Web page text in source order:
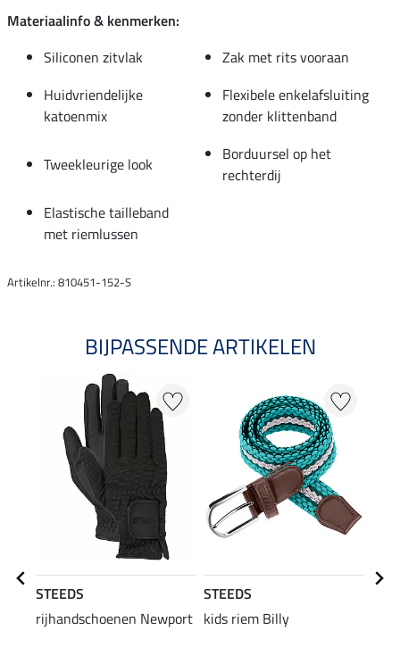
Materiaalinfo & kenmerken:
Siliconen zitvlak
Zak met rits vooraan
Huidvriendelijke
katoenmix
Flexibele enkelafsluiting
zonder klittenband
Tweekleurige look
Borduursel op het
rechterdij
Elastische tailleband
met riemlussen
Artikelnr.: 810451-152-S
BIJPASSENDE ARTIKELEN
STEEDS
rijhandschoenen Newport
STEEDS
kids riem Billy